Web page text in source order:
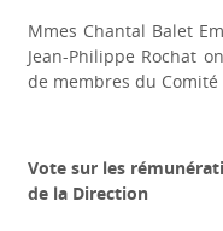
Mmes Chantal Balet
Jean-Philippe Rochat
de membres du
Vote sur les
de la Direction